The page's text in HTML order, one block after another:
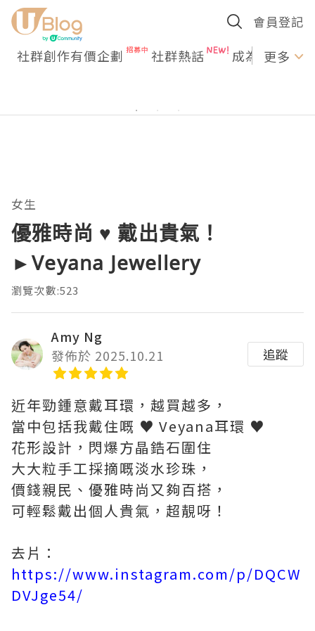
會員登記
社群創作有價企劃 社群熱話 成為U更多
女生
優雅時尚 ♥ 戴出貴氣！
►Veyana Jewellery
瀏覽次數:523
Amy Ng
發佈於 2025.10.21
追蹤
近年勁鍾意戴耳環，越買越多，
當中包括我戴住嘅 ♥ Veyana耳環 ♥
花形設計，閃爆方晶鋯石圍住
大大粒手工採摘嘅淡水珍珠，
價錢親民、優雅時尚又夠百搭，
可輕鬆戴出個人貴氣，超靚呀！
去片：
https://www.instagram.com/p/DQCW
DVJge54/